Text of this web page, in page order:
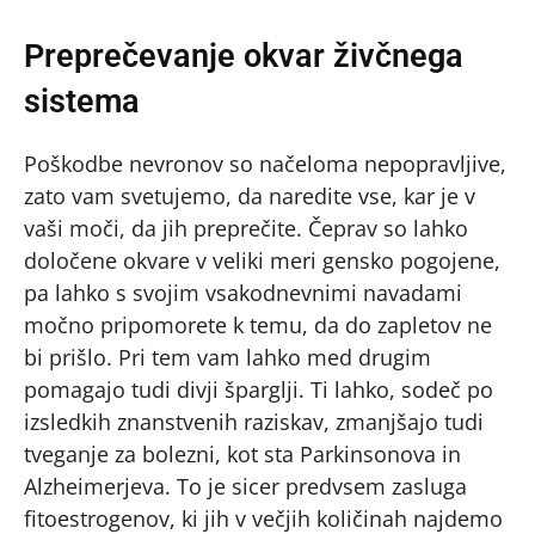
Preprečevanje okvar živčnega
sistema
Poškodbe nevronov so načeloma nepopravljive,
zato vam svetujemo, da naredite vse, kar je v
vaši moči, da jih preprečite. Čeprav so lahko
določene okvare v veliki meri gensko pogojene,
pa lahko s svojim vsakodnevnimi navadami
močno pripomorete k temu, da do zapletov ne
bi prišlo. Pri tem vam lahko med drugim
pomagajo tudi divji šparglji. Ti lahko, sodeč po
izsledkih znanstvenih raziskav, zmanjšajo tudi
tveganje za bolezni, kot sta Parkinsonova in
Alzheimerjeva. To je sicer predvsem zasluga
fitoestrogenov, ki jih v večjih količinah najdemo